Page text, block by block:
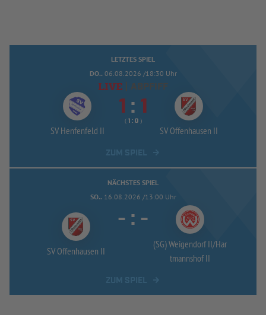
LETZTES SPIEL
DO.. 06.08.2026 /18:30 Uhr
ABPFIFF
SV Henfenfeld II
 : 
(  :  )
SV Offenhausen II
NÄCHSTES SPIEL
SO.. 16.08.2026 /13:00 Uhr
SV Offenhausen II
- : -
(SG) Weigendorf II/Har
tmannshof II